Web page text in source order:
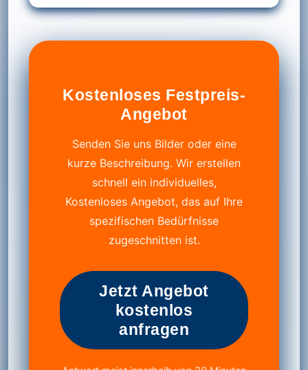
Kostenloses Festpreis-
Angebot
Senden Sie uns Bilder oder eine
kurze Beschreibung. Wir erstellen
schnell ein individuelles,
Kostenloses Angebot, das auf Ihre
spezifischen Bedürfnisse
zugeschnitten ist.
Jetzt Angebot
kostenlos
anfragen